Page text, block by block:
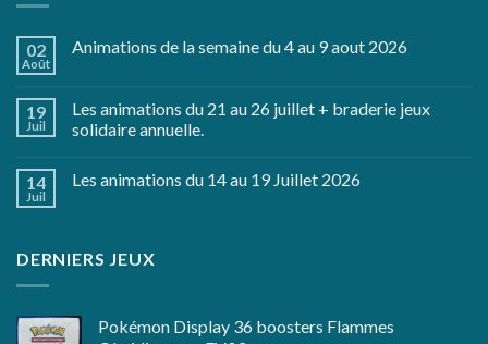
02
Août
Animations de la semaine du 4 au 9 aout 2026
19
Juil
Les animations du 21 au 26 juillet + braderie jeux
solidaire annuelle.
14
Juil
Les animations du 14 au 19 Juillet 2026
DERNIERS JEUX
Pokémon Display 36 boosters Flammes